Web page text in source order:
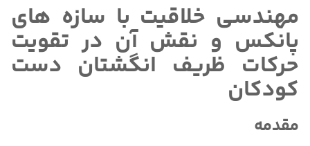
مهندسی خلاقیت با سازه های
پانکس و نقش آن در تقویت
حرکات ظریف انگشتان دست
کودکان
مقدمه